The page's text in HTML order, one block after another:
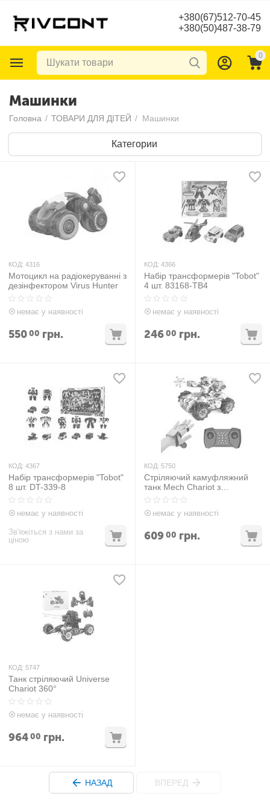
+380(67)512-70-45
+380(50)487-38-79
0
Машинки
Головна / ТОВАРИ ДЛЯ ДІТЕЙ / Машинки
Категории
КОД: 4316
Мотоцикл на радіокеруванні з
дезінфектором Virus Hunter
немає у наявності
55000 грн.
КОД: 4366
Набір трансформерів "Tobot"
4 шт. 83168-TB4
немає у наявності
24600 грн.
КОД: 4367
Набір трансформерів "Tobot"
8 шт. DT-339-8
немає у наявності
Зв'яжіться з нами за
ціною
КОД: 5750
Стріляючий камуфляжний
танк Mech Chariot з
керуванням жестами 2084
немає у наявності
60900 грн.
КОД: 5747
Танк стріляючий Universe
Chariot 360°
немає у наявності
96400 грн.
НАЗАД ВПЕРЕД